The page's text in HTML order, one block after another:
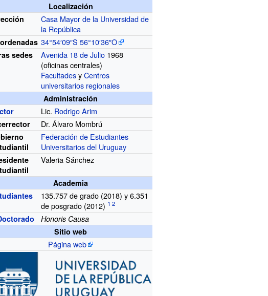
Localización
Casa Mayor de la Universidad de
la República
34°54′09″S56°10′36″O
sedes Avenida 18 de Julio 1968
(oficinas centrales)
FacultadesyCentros
universitarios regionales
Administración
Lic. Rodrigo Arim
Dr. Álvaro Mombrú
Federación de Estudiantes
Universitarios del Uruguay
Valeria Sánchez
Academia
135.757 de grado (2018) y 6.351
de posgrado (2012)
Honoris Causa
Sitio web
Página web